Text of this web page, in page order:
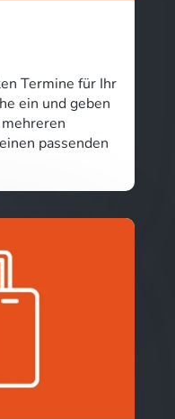
Termine für Ihr
ein und geben
passenden